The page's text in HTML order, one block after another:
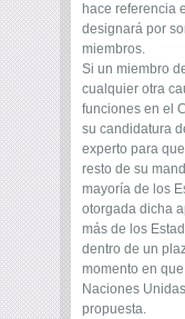
hace referencia
designará por
miembros.
Si un miembro
cualquier otra
funciones en el
su candidatura
experto para
resto de su
mayoría de los
otorgada dicha
más de los
dentro de un
momento en
Naciones
propuesta.